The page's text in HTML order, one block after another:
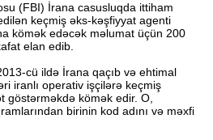
(FBI) İrana casusluqda ittiham
keçmiş əks-kəşfiyyat agenti
kömək edəcək məlumat üçün 200
elan edib.
cü ildə İrana qaçıb və ehtimal
iranlı operativ işçilərə keçmiş
göstərməkdə kömək edir. O,
birinin kod adını və məxfi